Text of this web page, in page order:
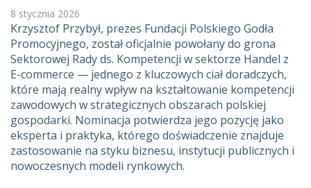
8 stycznia 2026
Krzysztof Przybył, prezes Fundacji Polskiego Godła
Promocyjnego, został oficjalnie powołany do grona
Sektorowej Rady ds. Kompetencji w sektorze Handel z
E-commerce — jednego z kluczowych ciał doradczych,
które mają realny wpływ na kształtowanie kompetencji
zawodowych w strategicznych obszarach polskiej
gospodarki. Nominacja potwierdza jego pozycję jako
eksperta i praktyka, którego doświadczenie znajduje
zastosowanie na styku biznesu, instytucji publicznych i
nowoczesnych modeli rynkowych.